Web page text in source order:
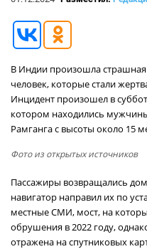
В Индии произошла
человек, которые стали
Инцидент произошел в
котором находились
Рамганга с высоты около 15
Фото из открытых источников
Пассажиры возвращались
навигатор направил их по
местные СМИ, мост, на
обрушения в 2022 году,
отражена на спутниковых